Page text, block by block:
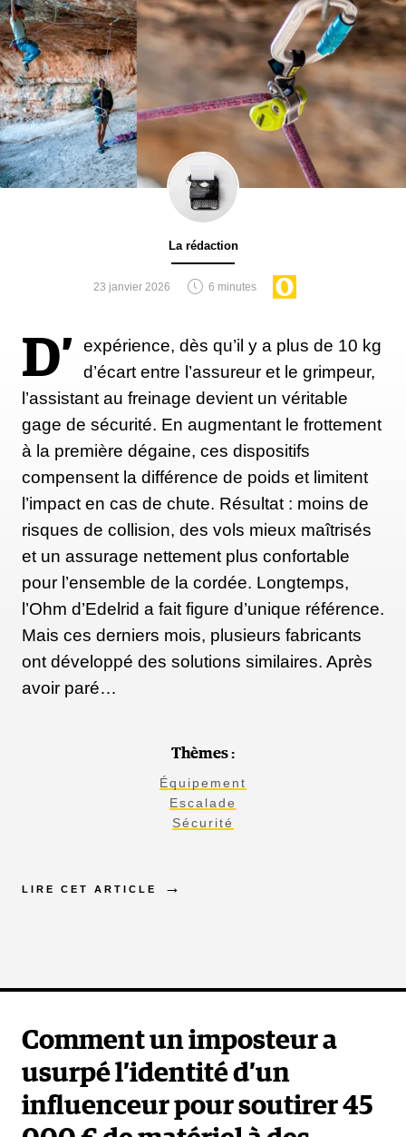
La rédaction
23 janvier 2026 6 minutes
D’
expérience, dès qu’il y a plus de 10 kg
d’écart entre l’assureur et le grimpeur,
l’assistant au freinage devient un véritable
gage de sécurité. En augmentant le frottement
à la première dégaine, ces dispositifs
compensent la différence de poids et limitent
l’impact en cas de chute. Résultat : moins de
risques de collision, des vols mieux maîtrisés
et un assurage nettement plus confortable
pour l’ensemble de la cordée. Longtemps,
l’Ohm d’Edelrid a fait figure d’unique référence.
Mais ces derniers mois, plusieurs fabricants
ont développé des solutions similaires. Après
avoir paré…
Thèmes :
Équipement
Escalade
Sécurité
LIRE CET ARTICLE
Comment un imposteur a
usurpé l’identité d’un
influenceur pour soutirer 45